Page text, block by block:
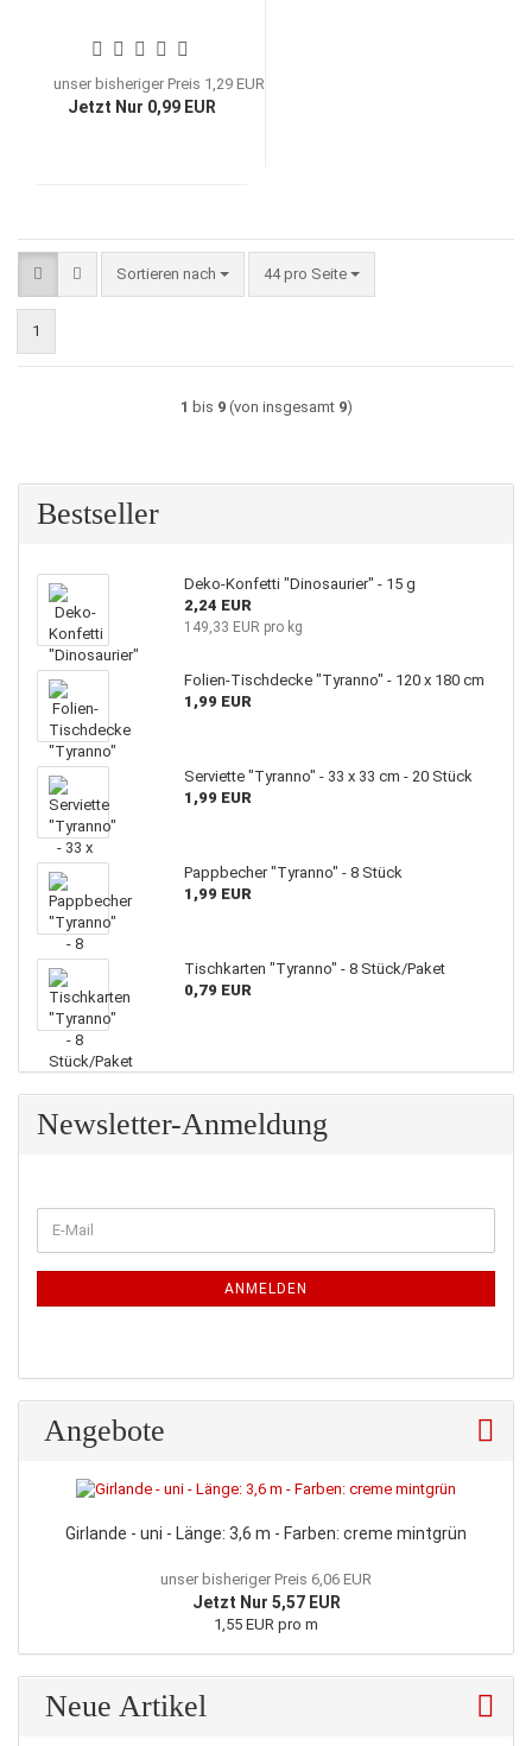
unser bisheriger Preis 1,29 EUR
Jetzt Nur 0,99 EUR
Sortieren nach
Sortieren nach 44 pro Seite
pro Seite
1
1 bis 9(von insgesamt 9)
Bestseller
Deko-Konfetti "Dinosaurier" - 15 g
2,24 EUR
149,33 EUR pro kg
Folien-Tischdecke "Tyranno" - 120 x 180 cm
1,99 EUR
Serviette "Tyranno" - 33 x 33 cm - 20 Stück
1,99 EUR
Pappbecher "Tyranno" - 8 Stück
1,99 EUR
Tischkarten "Tyranno" - 8 Stück/Paket
0,79 EUR
Newsletter-Anmeldung
ZUR
NEWSLETTER-
E-
Mail
ANMELDEN
Angebote
Girlande - uni - Länge: 3,6 m - Farben: creme mintgrün
unser bisheriger Preis 6,06 EUR
Jetzt Nur 5,57 EUR
1,55 EUR pro m
Neue Artikel